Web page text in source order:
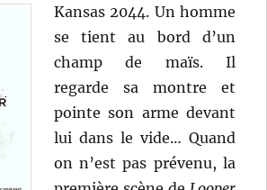
Kansas 2044. Un homme
se tient au bord d’un
champ de maïs. Il
regarde sa montre et
pointe son arme devant
lui dans le vide… Quand
on n’est pas prévenu, la